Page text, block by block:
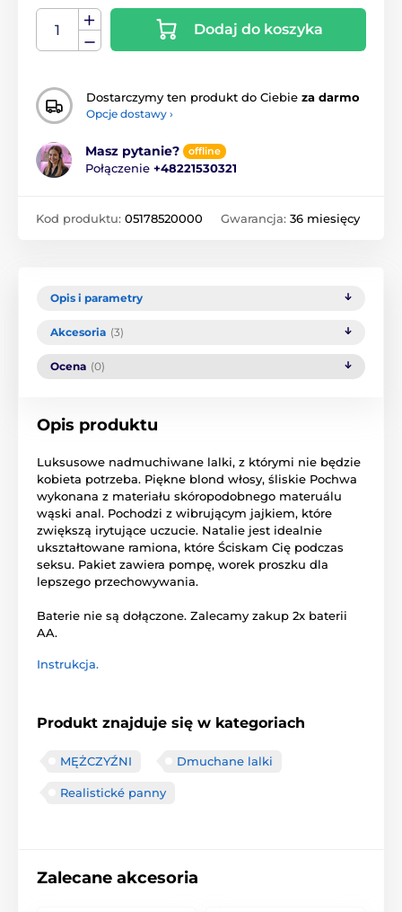
Dodaj do koszyka
Dostarczymy ten produkt do Ciebie za darmo
Opcje dostawy ›
Masz pytanie? offline
Połączenie +48221530321
Kod produktu: 05178520000 Gwarancja: 36 miesięcy
Opis i parametry
Akcesoria (3)
Ocena (0)
Opis produktu
Luksusowe nadmuchiwane lalki, z którymi nie będzie
kobieta potrzeba. Piękne blond włosy, śliskie Pochwa
wykonana z materiału skóropodobnego materuálu
wąski anal. Pochodzi z wibrującym jajkiem, które
zwiększą irytujące uczucie. Natalie jest idealnie
ukształtowane ramiona, które Ściskam Cię podczas
seksu. Pakiet zawiera pompę, worek proszku dla
lepszego przechowywania.
Baterie nie są dołączone. Zalecamy zakup 2x baterii
AA.
Instrukcja.
Produkt znajduje się w kategoriach
MĘŻCZYŹNI Dmuchane lalki
Realistické panny
Zalecane akcesoria